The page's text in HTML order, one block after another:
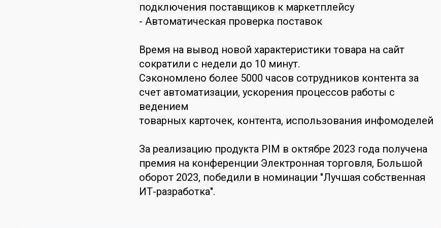
подключения поставщиков к маркетплейсу
- Автоматическая проверка поставок
Время на вывод новой характеристики товара на сайт
сократили с недели до 10 минут.
Сэкономлено более 5000 часов сотрудников контента за
счет автоматизации, ускорения процессов работы с
ведением
товарных карточек, контента, использования инфомоделей
За реализацию продукта PIM в октябре 2023 года получена
премия на конференции Электронная торговля, Большой
оборот 2023, победили в номинации "Лучшая собственная
ИТ-разработка".